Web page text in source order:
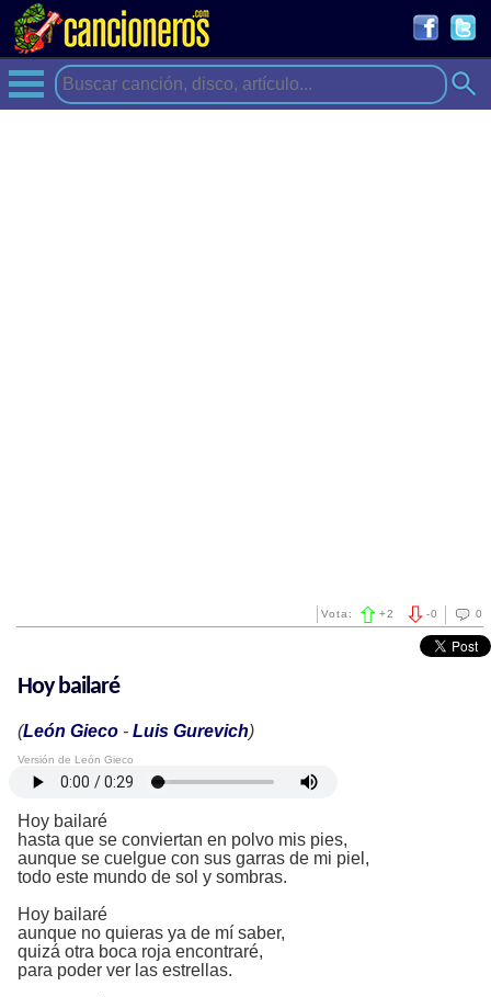
0
-0
Vota: +2
Hoy bailaré
(León Gieco - Luis Gurevich)
Versión de León Gieco
Hoy bailaré
hasta que se conviertan en polvo mis pies,
aunque se cuelgue con sus garras de mi piel,
todo este mundo de sol y sombras.
Hoy bailaré
aunque no quieras ya de mí saber,
quizá otra boca roja encontraré,
para poder ver las estrellas.